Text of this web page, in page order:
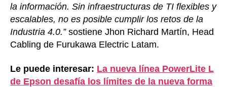
la información. Sin infraestructuras de TI flexibles y
escalables, no es posible cumplir los retos de la
Industria 4.0.” sostiene Jhon Richard Martín, Head
Cabling de Furukawa Electric Latam.
Le puede interesar: La nueva línea PowerLite L
de Epson desafía los límites de la nueva forma